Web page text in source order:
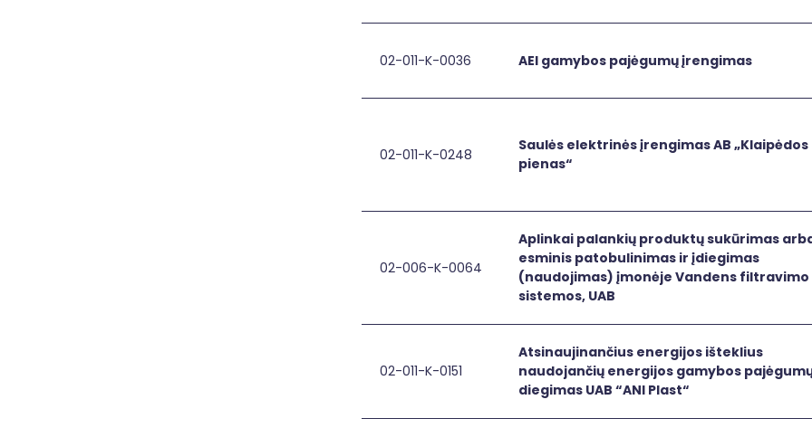
ir
Baltic“
į
elektrinę
AEI gamybos pajėgumų įrengimas
02-011-K-0036
AEI
AEI gamybos pajėgumų įrengimas
Saulės elektrinės įrengimas AB „Klaipėdos pienas“
02-011-K-0248
Saulės
„Klaipėdos
pienas“
Saulės elektrinės įrengimas AB „Klaipėdos
pienas“
Aplinkai palankių produktų sukūrimas arba esminis
02-006-K-0064
Aplinkai
palankių
arba
esminis
patobulinimas
Aplinkai palankių produktų sukūrimas
esminis patobulinimas ir įdiegimas
(naudojimas) įmonėje Vandens filtravimo
sistemos, UAB
Atsinaujinančius energijos išteklius naudojančių energijos
02-011-K-0151
Atsinaujinančius
energijos
išteklius
Atsinaujinančius energijos išteklius
naudojančių energijos gamybos
diegimas UAB “ANI Plast“